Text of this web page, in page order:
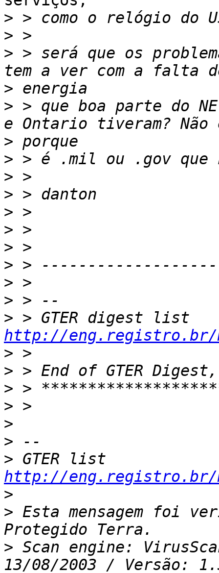
>
>
> > será que os
>
> > que boa parte do
>
>
>
>
>
>
>
>
>
>
>
http://
>
>
>
>
>
>
>
http://
>
> Esta mensagem foi
> Scan engine: